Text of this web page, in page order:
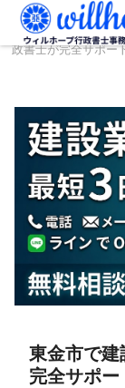
ホーム
政書士が完全サポー
東金市で建
完全サポー